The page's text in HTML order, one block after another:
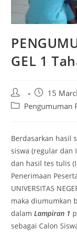
GEL 1
15
Pengumuman
Berdasarkan hasil
siswa (regular dan
dan hasil tes tulis
Penerimaan
UNIVERSITAS
maka diumumkan
dalamLampiran 1
sebagai Calon